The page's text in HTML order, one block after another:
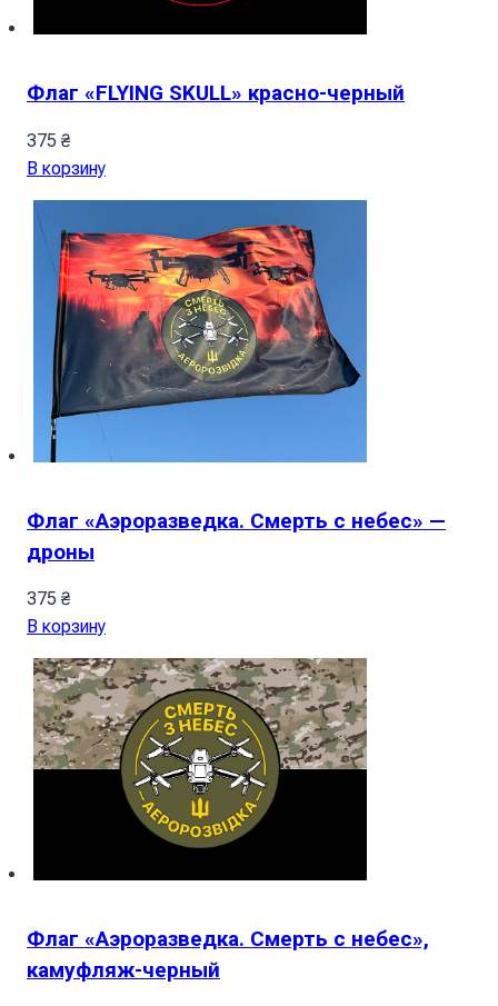
Флаг «FLYING SKULL» красно-черный
375 ₴
В корзину
Флаг «Аэроразведка. Смерть с небес» —
дроны
375 ₴
В корзину
Флаг «Аэроразведка. Смерть с небес»,
камуфляж-черный